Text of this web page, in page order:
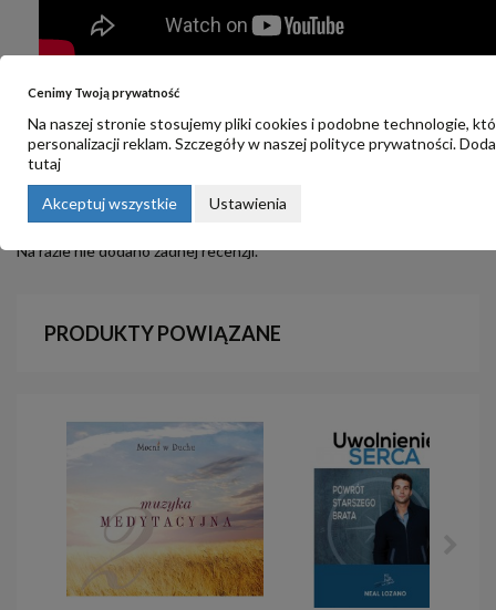
OPINIE
Na razie nie dodano żadnej recenzji.
PRODUKTY POWIĄZANE
Cenimy Twoją prywatność
Na naszej stronie stosujemy pliki cookies i podobne technologie,
personalizacji reklam. Szczegóły w naszejpolityce prywatności.
tutaj
Akceptuj wszystkie Ustawienia